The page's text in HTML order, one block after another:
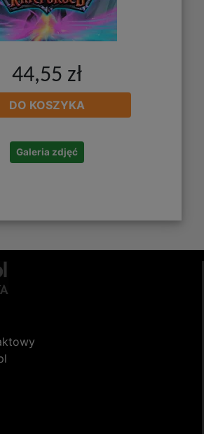
44,55 zł
DO KOSZYKA
Galeria zdjęć